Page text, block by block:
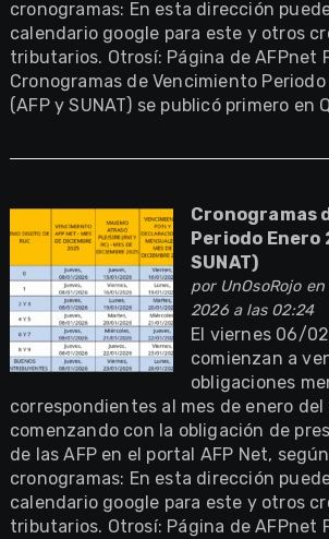
cronogramas: En esta dirección
calendario google para este y otros
tributarios. Otrosí: Página de AFPnet
Cronogramas de Vencimiento
(AFP y SUNAT) se publicó primero en
Cronogramas
Periodo Enero
SUNAT)
por UnOsoRojoen
2026 a las 02:24
El viernes 06/
comienzan a
obligaciones
correspondientes al mes de enero del
comenzando con la obligación de
de las AFP en el portal AFP Net,
cronogramas: En esta dirección
calendario google para este y otros
tributarios. Otrosí: Página de AFPnet